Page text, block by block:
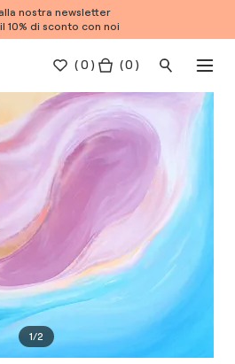
nostra newsletter
10% di sconto con noi
(0 ) ( 0 )
1/2